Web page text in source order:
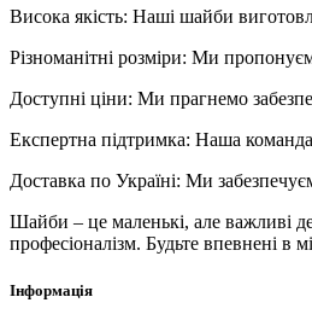
Висока якість: Наші шайби
Різноманітні розміри: Ми
Доступні ціни: Ми прагнемо
Експертна підтримка: Наша
Доставка по Україні: Ми
Шайби – це маленькі, але важливі
професіоналізм. Будьте впевнені в
Інформація